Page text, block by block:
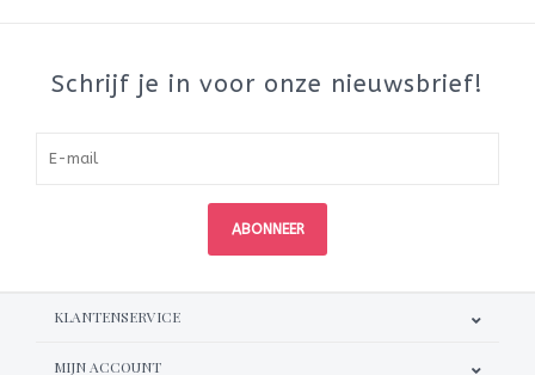
Schrijf je in voor onze nieuwsbrief!
ABONNEER
KLANTENSERVICE
MIJN ACCOUNT